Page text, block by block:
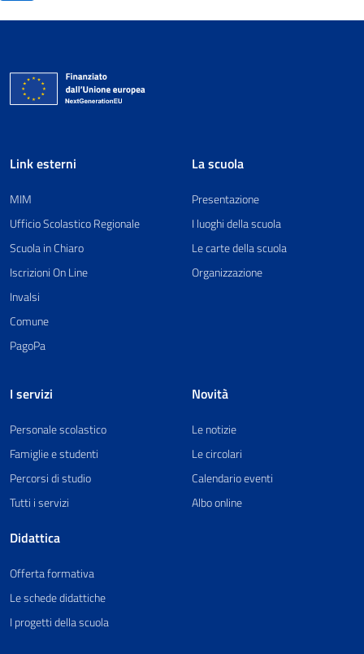
Link esterni
MIM
Ufficio Scolastico Regionale
Scuola in Chiaro
Iscrizioni On Line
Invalsi
Comune
PagoPa
La scuola
Presentazione
I luoghi della scuola
Le carte della scuola
Organizzazione
I servizi
Personale scolastico
Famiglie e studenti
Percorsi di studio
Tutti i servizi
Didattica
Offerta formativa
Le schede didattiche
I progetti della scuola
Novità
Le notizie
Le circolari
Calendario eventi
Albo online